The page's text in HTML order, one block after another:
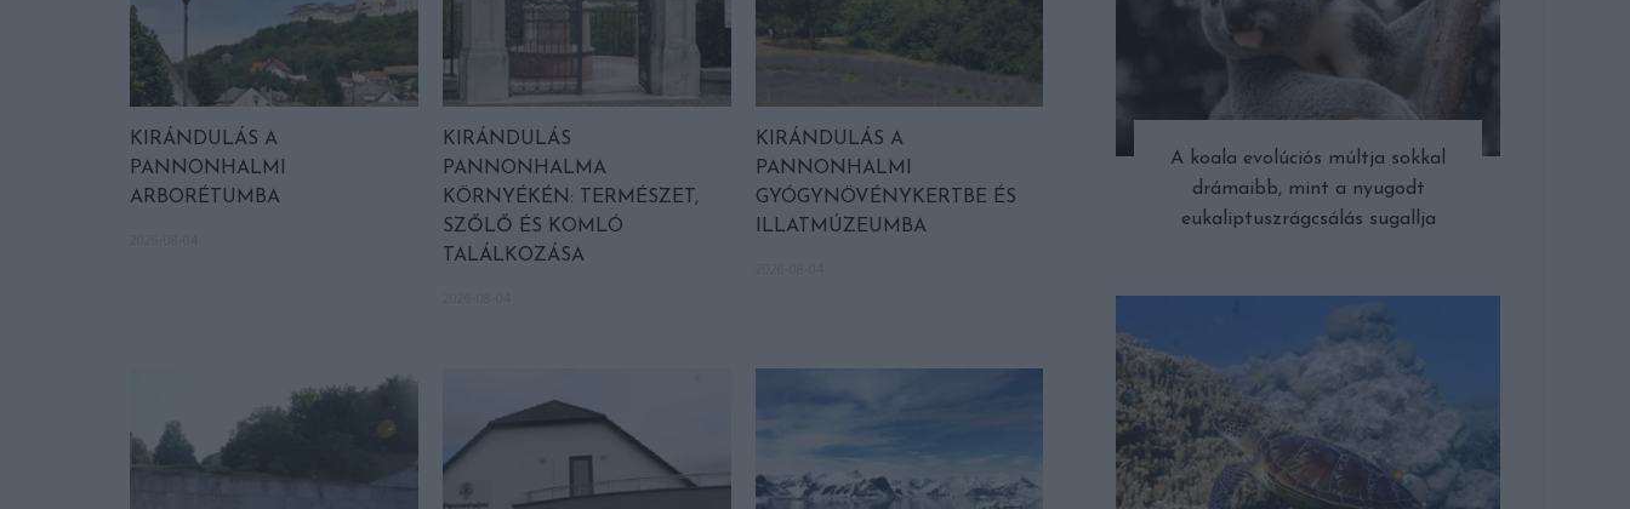
KIRÁNDULÁS A
PANNONHALMI
ARBORÉTUMBA
KIRÁNDULÁS
PANNONHALMA
KÖRNYÉKÉN: TERMÉSZET,
SZŐLŐ ÉS KOMLÓ
TALÁLKOZÁSA
KIRÁNDULÁS A
PANNONHALMI
GYÓGYNÖVÉNYKERTBE ÉS
ILLATMÚZEUMBA
A koala evolúciós múltja sokkal
drámaibb, mint a nyugodt
eukaliptuszrágcsálás sugallja